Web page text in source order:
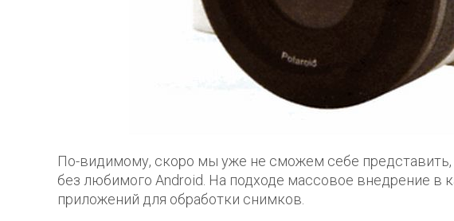
По-видимому, скоро мы уже не сможем себе
без любимого Android. На подходе массовое внедрение в
приложений для обработки снимков.